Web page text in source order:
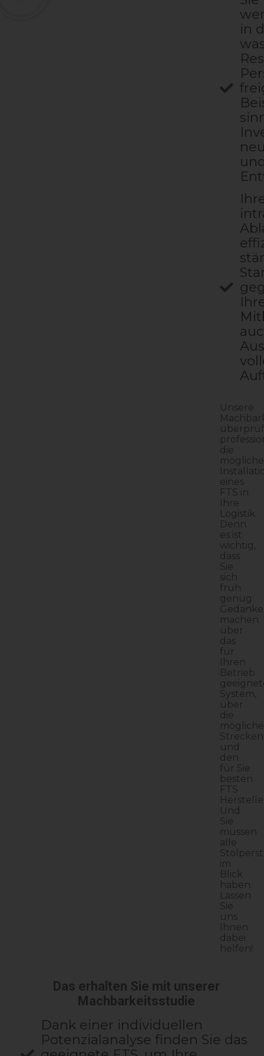
in
Unsere
die
mögliche
eines
FTS in
Ihre
Logistik.
Denn
es ist
wichtig,
dass
Sie
sich
früh
genug
machen
über
das
für
Ihren
Betrieb
System,
über
die
mögliche
und
den
für Sie
besten
FTS
Und
Sie
müssen
alle
im
Blick
haben.
Lassen
Sie
uns
Ihnen
dabei
helfen!
Das erhalten Sie mit unserer
Machbarkeitsstudie
Dank einer individuellen
Potenzialanalyse finden Sie das